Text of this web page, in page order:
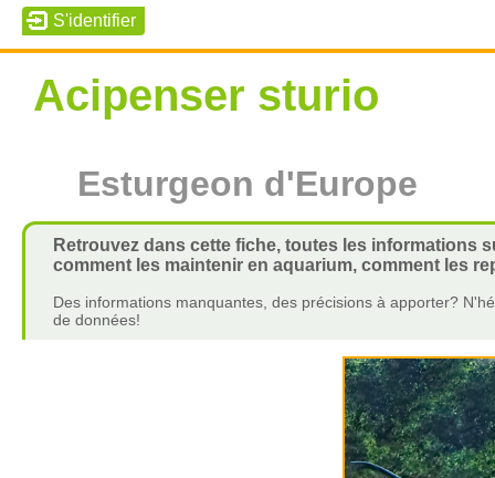
Acipenser sturio
Esturgeon d'Europe
Retrouvez dans cette fiche, toutes les informations
comment les maintenir en aquarium, comment les
Des informations manquantes, des précisions à apporter?
de données!